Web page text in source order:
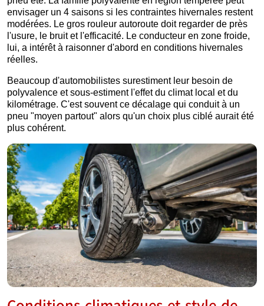
envisager un 4 saisons si les contraintes hivernales restent
modérées. Le gros rouleur autoroute doit regarder de près
l'usure, le bruit et l'efficacité. Le conducteur en zone froide,
lui, a intérêt à raisonner d'abord en conditions hivernales
réelles.
Beaucoup d'automobilistes surestiment leur besoin de
polyvalence et sous-estiment l'effet du climat local et du
kilométrage. C'est souvent ce décalage qui conduit à un
pneu "moyen partout" alors qu'un choix plus ciblé aurait été
plus cohérent.